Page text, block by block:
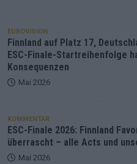
EUROVISION
Finnland auf Platz 17,
ESC-Finale-Startreihenfolge
Konsequenzen
Mai 2026
KOMMENTAR
ESC-Finale 2026: Finnland
überrascht – alle Acts und
Mai 2026